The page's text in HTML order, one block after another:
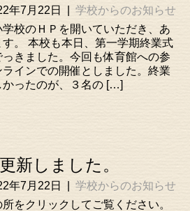
年7月22日
学校からのお知らせ
校のＨＰを開いていただき、あ
す。 本校も本日、第一学期終業式
きました。今回も体育館への参
インでの開催としました。終業
ったのが、３名の […]
新しました。
年7月22日
学校からのお知らせ
所をクリックしてご覧ください。